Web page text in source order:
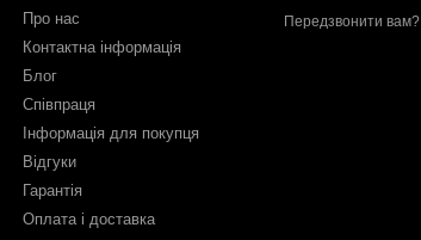
Про нас
Контактна інформація
Блог
Співпраця
Інформація для покупця
Відгуки
Гарантія
Оплата і доставка
Передзвонити вам?